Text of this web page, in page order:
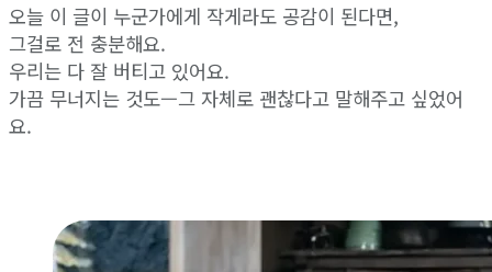
오늘 이 글이 누군가에게 작게라도 공감이 된다면,
그걸로 전 충분해요.
우리는 다 잘 버티고 있어요.
가끔 무너지는 것도—그 자체로 괜찮다고 말해주고 싶었어
요.